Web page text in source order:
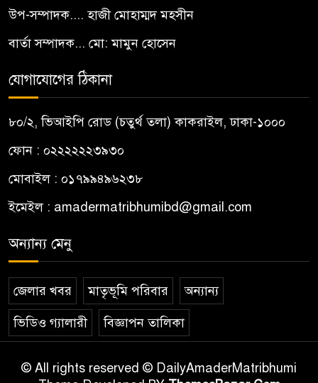
উপ-সম্পাদক.... হাজী মোহাম্মদ মহসীন
বার্তা সম্পাদক... মো: মামুন হোসেন
যোগাযোগের ঠিকানা
৮০/২, ভিআইপি রোড (চতুর্থ তলা) কাকরাইল, ঢাকা-১০০০
ফোন : ০২২২২২২৩৯৩০
মোবাইল : ০১৭৯৯৪৯৬২৩৮
ইমেইল : amadermatribhumibd@gmail.com
অন্যান্য মেনু
জেলার খবর মাতৃভূমি পরিবার অন্যান্য
ভিডিও গ্যালারী বিজ্ঞাপন তালিকা
© All rights reserved © DailyAmaderMatribhumi